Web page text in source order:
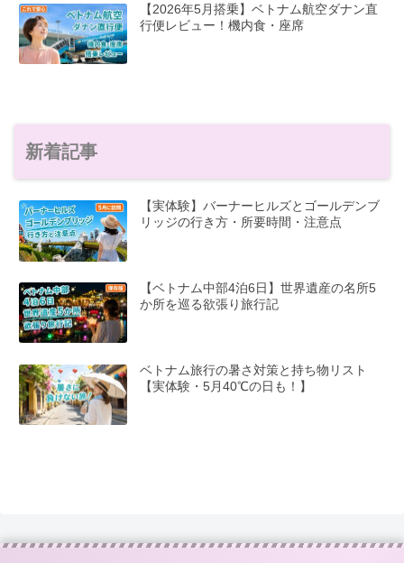
【2026年5月搭乗】ベトナム航空ダナン直
行便レビュー！機内食・座席
新着記事
【実体験】バーナーヒルズとゴールデンブ
リッジの行き方・所要時間・注意点
【ベトナム中部4泊6日】世界遺産の名所5
か所を巡る欲張り旅行記
ベトナム旅行の暑さ対策と持ち物リスト
【実体験・5月40℃の日も！】